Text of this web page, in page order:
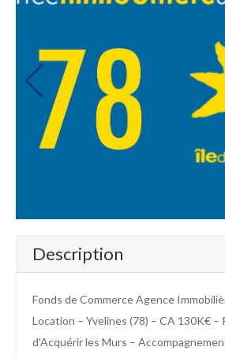
Description
Fonds de Commerce Agence
Location – Yvelines (78) – CA 130K€ –
d'Acquérir les Murs –